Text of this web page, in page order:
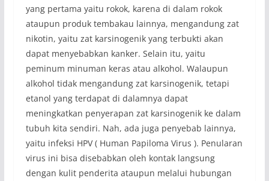
yang pertama yaitu rokok, karena di dalam rokok
ataupun produk tembakau lainnya, mengandung zat
nikotin, yaitu zat karsinogenik yang terbukti akan
dapat menyebabkan kanker. Selain itu, yaitu
peminum minuman keras atau alkohol. Walaupun
alkohol tidak mengandung zat karsinogenik, tetapi
etanol yang terdapat di dalamnya dapat
meningkatkan penyerapan zat karsinogenik ke dalam
tubuh kita sendiri. Nah, ada juga penyebab lainnya,
yaitu infeksi HPV ( Human Papiloma Virus ). Penularan
virus ini bisa disebabkan oleh kontak langsung
dengan kulit penderita ataupun melalui hubungan